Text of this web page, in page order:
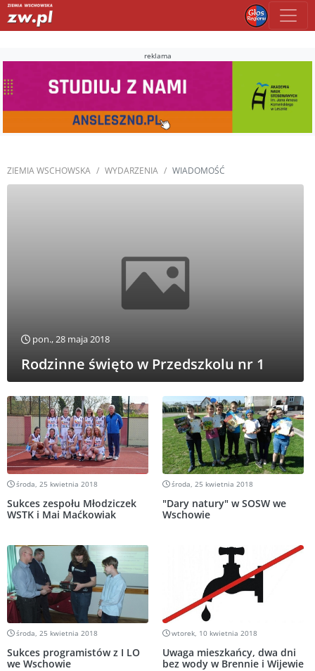
reklama
ZIEMIA WSCHOWSKA WYDARZENIA WIADOMOŚĆ
pon., 28 maja 2018
Rodzinne święto w Przedszkolu nr 1
środa, 25 kwietnia 2018
Sukces zespołu Młodziczek
WSTK i Mai Maćkowiak
środa, 25 kwietnia 2018
"Dary natury" w SOSW we
Wschowie
środa, 25 kwietnia 2018
Sukces programistów z I LO
we Wschowie
wtorek, 10 kwietnia 2018
Uwaga mieszkańcy, dwa dni
bez wody w Brennie i Wijewie